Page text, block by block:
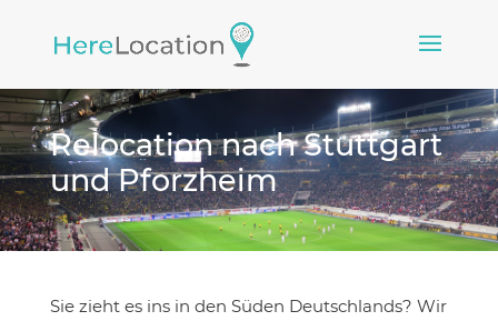
Relocation nach Stuttgart
und Pforzheim
Sie zieht es ins in den Süden Deutschlands? Wir